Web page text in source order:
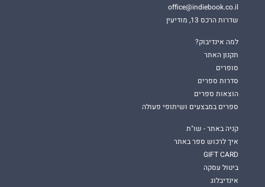
office@indiebook.co.il
שדרות הרכס 13, מודיעין
למה אינדיבוק?
תקנון האתר
סופרים
סדרות ספרים
הוצאות ספרים
ספרים במבצעים ושיתופי פעולה
קניה באתר - שו"ת
איך לרכוש ספר באתר
GIFT CARD
ביטול עסקה
אינדיבלוג